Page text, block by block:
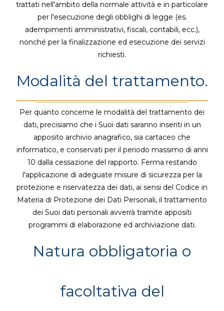
trattati nell'ambito della normale attività e in particolare
per l'esecuzione degli obblighi di legge (es.
adempimenti amministrativi, fiscali, contabili, ecc.),
nonché per la finalizzazione ed esecuzione dei servizi
richiesti.
Modalità del trattamento.
Per quanto concerne le modalità del trattamento dei
dati, precisiamo che i Suoi dati saranno inseriti in un
apposito archivio anagrafico, sia cartaceo che
informatico, e conservati per il periodo massimo di anni
10 dalla cessazione del rapporto. Ferma restando
l'applicazione di adeguate misure di sicurezza per la
protezione e riservatezza dei dati, ai sensi del Codice in
Materia di Protezione dei Dati Personali, il trattamento
dei Suoi dati personali avverrà tramite appositi
programmi di elaborazione ed archiviazione dati.
Natura obbligatoria o
facoltativa del